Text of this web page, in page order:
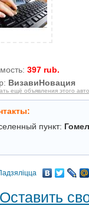
397 rub.
ВизавиНовация
ещё объявления этого
пункт:
Оставить